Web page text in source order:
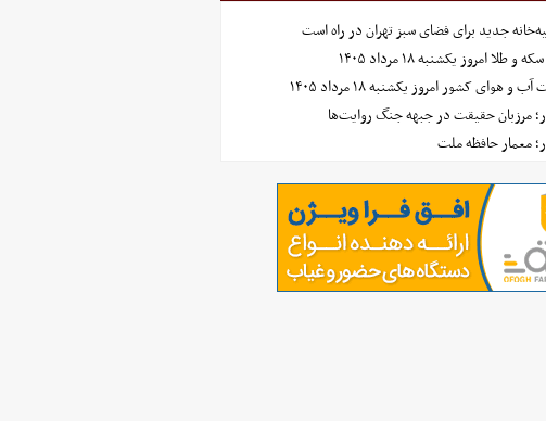
طلا امروز یکشنبه ۱۸ مرداد ۱۴۰۵
و هوای کشور امروز یکشنبه ۱۸ مرداد ۱۴۰۵
مرزبان حقیقت در جبهه جنگ روایت‌ها
معمار حافظه ملت